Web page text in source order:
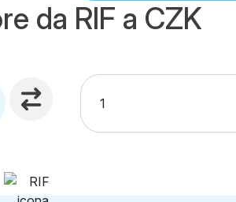
da RIF a CZK